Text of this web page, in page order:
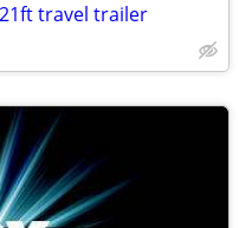
travel trailer